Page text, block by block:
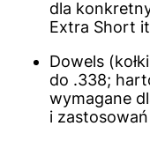
dla
Extra Short
Dowels
do .338;
wymagane
i zastosowań